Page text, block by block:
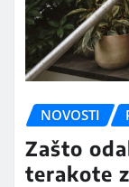
NOVOSTI
Zašto
terakote